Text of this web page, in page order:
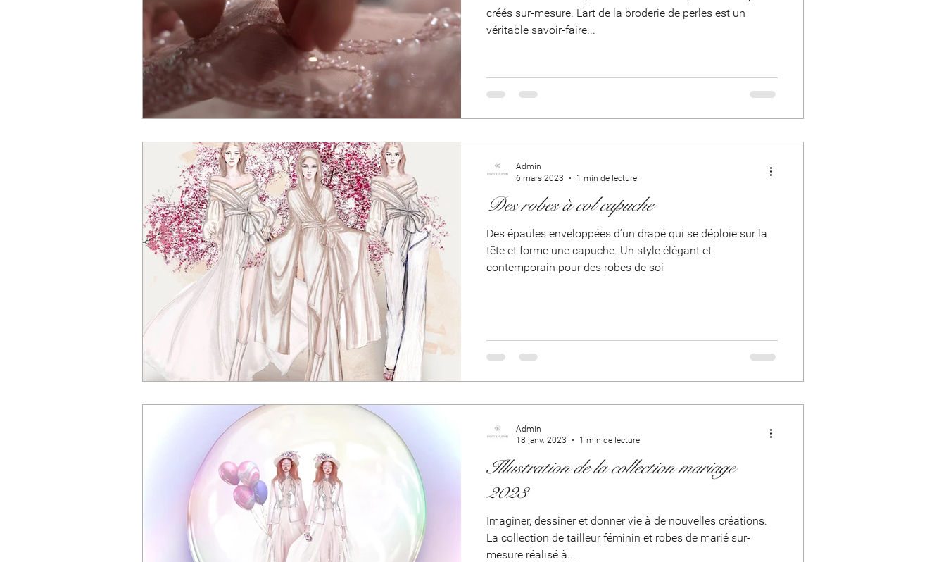
créés sur-mesure. L'art de la broderie de perles est un
véritable savoir-faire...
Des robes à col capuche
Des épaules enveloppées d’un drapé qui se déploie sur la
tête et forme une capuche. Un style élégant et
contemporain pour des robes de soi
Admin
6 mars 2023
1 min de lecture
Illustration de la collection mariage
2023
Imaginer, dessiner et donner vie à de nouvelles créations.
La collection de tailleur féminin et robes de marié sur-
mesure réalisé à...
Admin
18 janv. 2023
1 min de lecture